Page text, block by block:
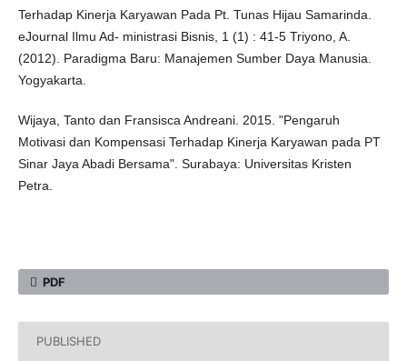
Terhadap Kinerja Karyawan Pada Pt. Tunas Hijau Samarinda.
eJournal Ilmu Ad- ministrasi Bisnis, 1 (1) : 41-5 Triyono, A.
(2012). Paradigma Baru: Manajemen Sumber Daya Manusia.
Yogyakarta.
Wijaya, Tanto dan Fransisca Andreani. 2015. "Pengaruh
Motivasi dan Kompensasi Terhadap Kinerja Karyawan pada PT
Sinar Jaya Abadi Bersama". Surabaya: Universitas Kristen
Petra.
PDF
PUBLISHED